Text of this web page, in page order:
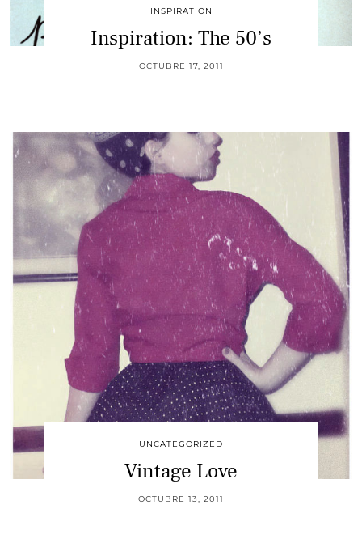
INSPIRATION
Inspiration: The 50’s
OCTUBRE 17, 2011
UNCATEGORIZED
Vintage Love
OCTUBRE 13, 2011